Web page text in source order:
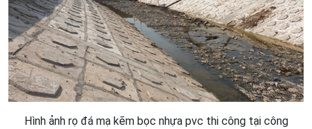
Hình ảnh rọ đá mạ kẽm bọc nhựa pvc thi công tại công